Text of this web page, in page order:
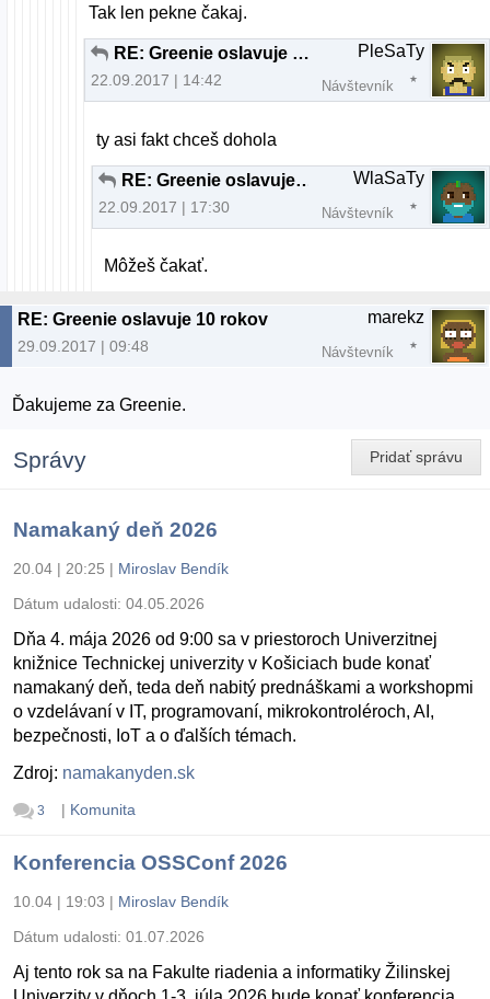
Tak len pekne čakaj.
RE: Greenie oslavuje 10 rokov
22.09.2017 | 14:42
PleSaTy
Návštevník
ty asi fakt chceš dohola
RE: Greenie oslavuje 10 rokov
22.09.2017 | 17:30
WlaSaTy
Návštevník
Môžeš čakať.
RE: Greenie oslavuje 10 rokov
29.09.2017 | 09:48
marekz
Návštevník
Ďakujeme za Greenie.
Pridať správu
Správy
Namakaný deň 2026
20.04 | 20:25 | Miroslav Bendík
Dátum udalosti: 04.05.2026
Dňa 4. mája 2026 od 9:00 sa v priestoroch Univerzitnej
knižnice Technickej univerzity v Košiciach bude konať
namakaný deň, teda deň nabitý prednáškami a workshopmi
o vzdelávaní v IT, programovaní, mikrokontroléroch, AI,
bezpečnosti, IoT a o ďalších témach.
Zdroj: namakanyden.sk
3 | Komunita
Konferencia OSSConf 2026
10.04 | 19:03 | Miroslav Bendík
Dátum udalosti: 01.07.2026
Aj tento rok sa na Fakulte riadenia a informatiky Žilinskej